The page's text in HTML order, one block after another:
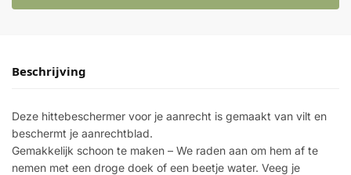
Beschrijving
Deze hittebeschermer voor je aanrecht is gemaakt van vilt en
beschermt je aanrechtblad.
Gemakkelijk schoon te maken – We raden aan om hem af te
nemen met een droge doek of een beetje water. Veeg je